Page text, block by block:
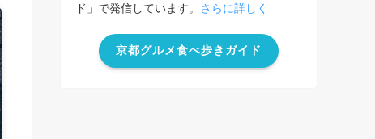
ド」で発信しています。
さらに詳しく
京都グルメ食べ歩きガイド